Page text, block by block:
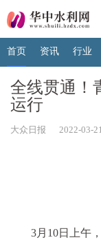
首页 资讯 行业
全线贯通！
运行
大众日报 2022-03-
3月10日上午